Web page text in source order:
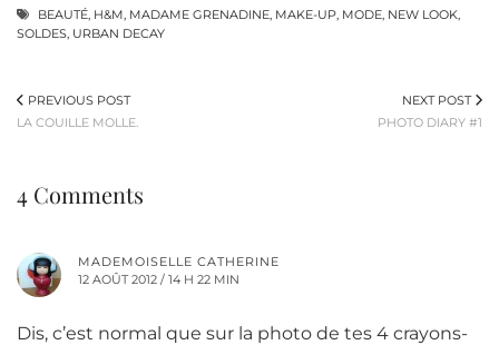
BEAUTÉ H&M MADAME GRENADINE MAKE-UP MODE NEW LOOK
SOLDES URBAN DECAY
PREVIOUS POST
LA COUILLE MOLLE.
NEXT POST
PHOTO DIARY #1
4 Comments
MADEMOISELLE CATHERINE
12 AOÛT 2012 / 14 H 22 MIN
Dis, c’est normal que sur la photo de tes 4 crayons-